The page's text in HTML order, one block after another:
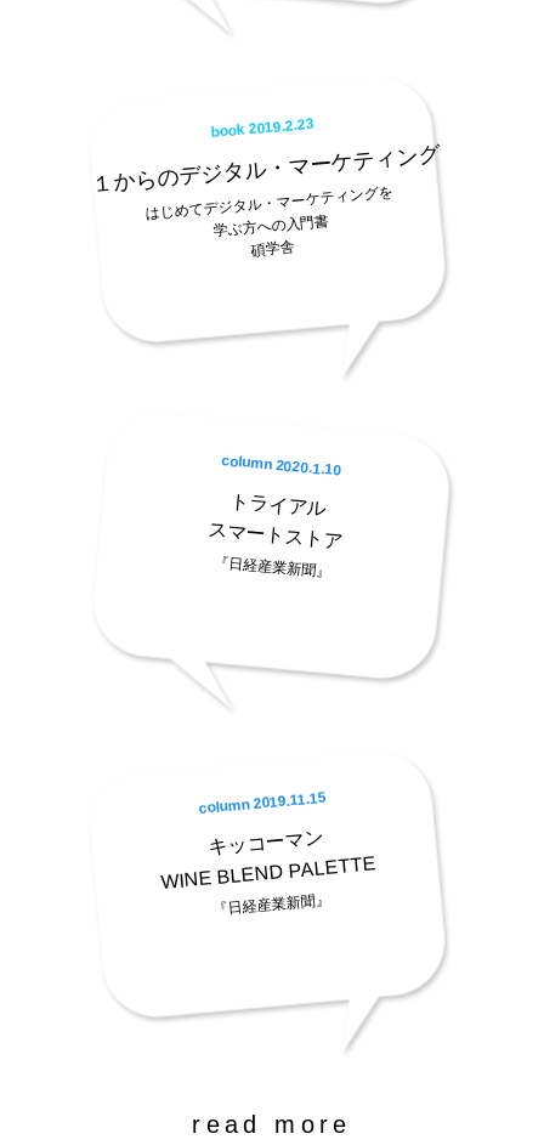
book 2019.2.23
１からのデジタル・マーケティング
はじめてデジタル・マーケティングを
学ぶ方への入門書
碩学舎
column 2020.1.10
トライアル
スマートストア
『日経産業新聞』
column 2019.11.15
キッコーマン
WINE BLEND PALETTE
『日経産業新聞』
read more